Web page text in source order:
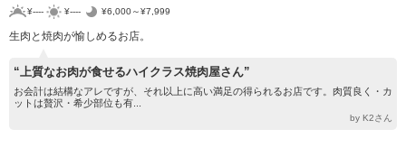
¥---- ¥---- ¥6,000～¥7,999
生肉と焼肉が愉しめるお店。
“上質なお肉が食せるハイクラス焼肉屋さん”
お会計は結構なアレですが、それ以上に高い満足の得られるお店です。肉質良く・カ
ットは贅沢・希少部位も有...
by K2さん